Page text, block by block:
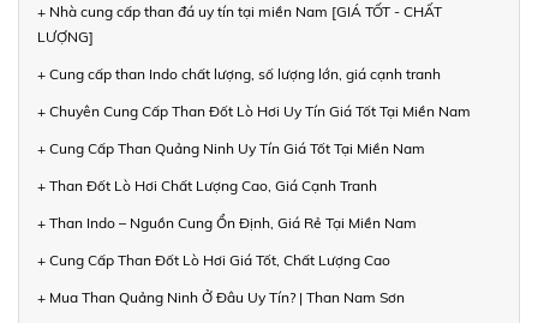
+ Nhà cung cấp than đá uy tín tại miền Nam [GIÁ TỐT - CHẤT
LƯỢNG]
+ Cung cấp than Indo chất lượng, số lượng lớn, giá cạnh tranh
+ Chuyên Cung Cấp Than Đốt Lò Hơi Uy Tín Giá Tốt Tại Miền Nam
+ Cung Cấp Than Quảng Ninh Uy Tín Giá Tốt Tại Miền Nam
+ Than Đốt Lò Hơi Chất Lượng Cao, Giá Cạnh Tranh
+ Than Indo – Nguồn Cung Ổn Định, Giá Rẻ Tại Miền Nam
+ Cung Cấp Than Đốt Lò Hơi Giá Tốt, Chất Lượng Cao
+ Mua Than Quảng Ninh Ở Đâu Uy Tín? | Than Nam Sơn